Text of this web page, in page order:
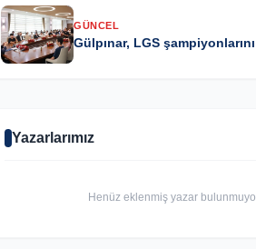
GÜNCEL
Gülpınar, LGS şampiyonlarını
Yazarlarımız
Henüz eklenmiş yazar